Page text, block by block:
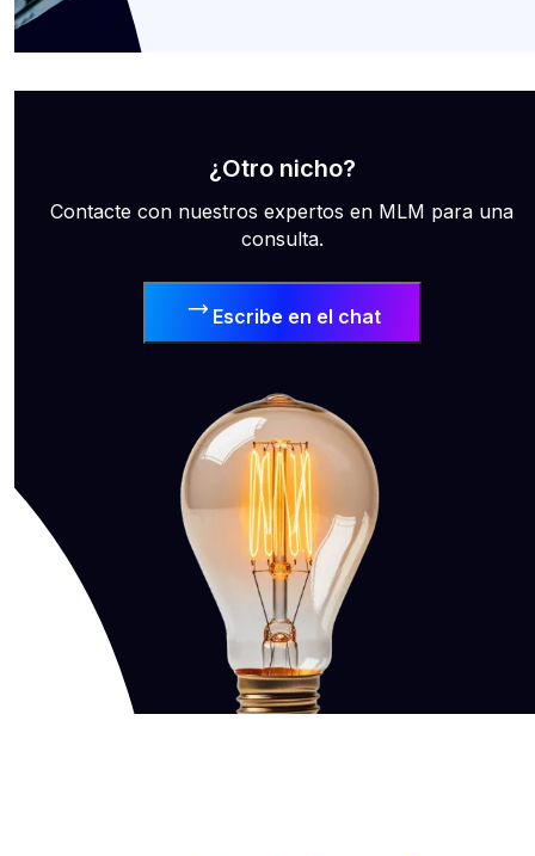
¿Otro nicho?
Contacte con nuestros expertos en MLM para una
consulta.
Escribe en el chat